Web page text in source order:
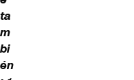
ta
m
bi
én